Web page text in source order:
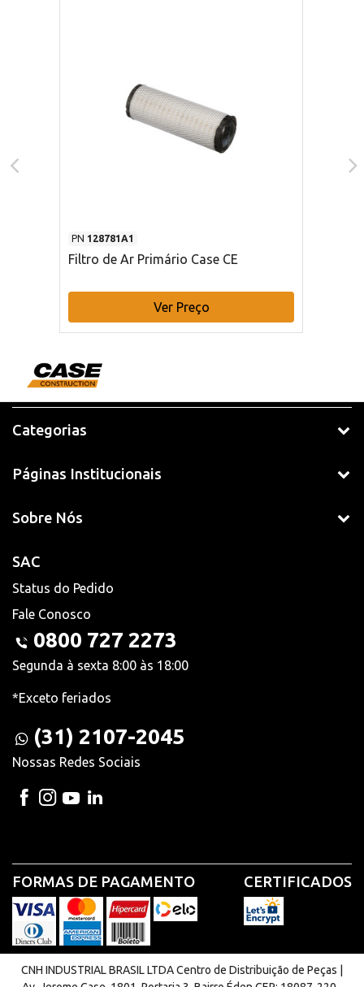
PN 128781A1
Filtro de Ar Primário Case CE
Ver Preço
Categorias
Páginas Institucionais
Sobre Nós
SAC
Status do Pedido
Fale Conosco
0800 727 2273
Segunda à sexta 8:00 às 18:00
*Exceto feriados
(31) 2107-2045
Nossas Redes Sociais
FORMAS DE PAGAMENTO CERTIFICADOS
CNH INDUSTRIAL BRASIL LTDA Centro de Distribuição de Peças |